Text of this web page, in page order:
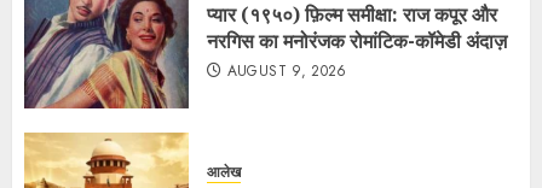
प्यार (१९५०) फ़िल्म समीक्षा: राज कपूर और
नरगिस का मनोरंजक रोमांटिक-कॉमेडी अंदाज़
AUGUST 9, 2026
आलेख